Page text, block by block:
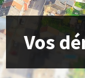
Vos